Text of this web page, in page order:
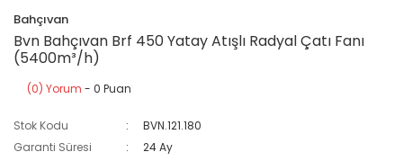
Bahçıvan
Bvn Bahçıvan Brf 450 Yatay Atışlı Radyal Çatı Fanı
(5400m³/h)
(0) Yorum - 0 Puan
Stok Kodu
BVN.121.180
Garanti Süresi
24 Ay